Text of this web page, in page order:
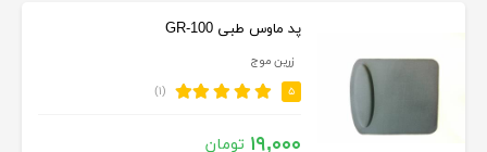
پد ماوس طبی GR-100
زرین موج
۵ (۱)
۱۹,۰۰۰ تومان